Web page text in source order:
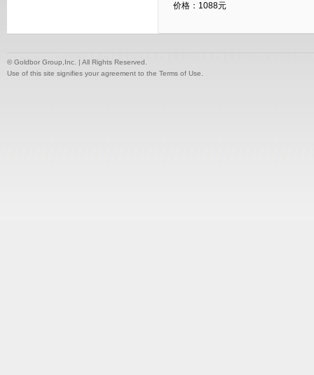
价格：1088元
© Goldbor Group,Inc. | All Rights Reserved.
Use of this site signifies your agreement to the Terms of Use.